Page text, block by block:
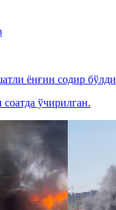
ёнғин содир бўлди
ўчирилган.